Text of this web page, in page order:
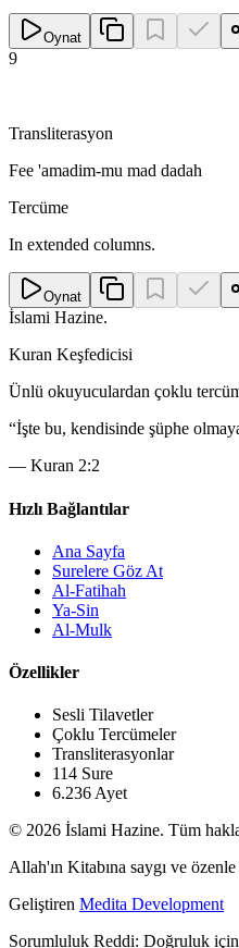
Oynat
9
Transliterasyon
Fee 'amadim-mu mad dadah
Tercüme
In extended columns.
Oynat
İslami Hazine.
Kuran Keşfedicisi
Ünlü okuyuculardan çoklu
“İşte bu, kendisinde şüphe
— Kuran 2:2
Hızlı Bağlantılar
Ana Sayfa
Surelere Göz At
Al-Fatihah
Ya-Sin
Al-Mulk
Özellikler
Sesli Tilavetler
Çoklu Tercümeler
Transliterasyonlar
114 Sure
6.236 Ayet
© 2026 İslami Hazine. Tüm
Allah'ın Kitabına saygı ve özenle
Geliştiren Medita Development
Sorumluluk Reddi: Doğruluk için